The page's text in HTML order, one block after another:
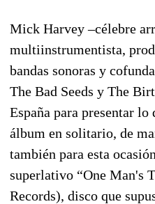
Mick Harvey –célebre
multiinstrumentista,
bandas sonoras y
The Bad Seeds y The
España para presentar lo
álbum en solitario, de
también para esta
superlativo “One Man's
Records), disco que